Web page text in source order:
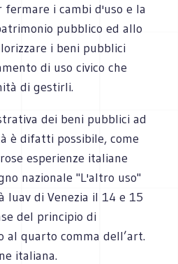
fermare i cambi d'uso e la
pubblico ed allo
i beni pubblici
di uso civico che
di gestirli.
dei beni pubblici ad
è difatti possibile, come
esperienze italiane
nazionale "L'altro uso"
Iuav di Venezia il 14 e 15
del principio di
al quarto comma dell’art.
italiana.